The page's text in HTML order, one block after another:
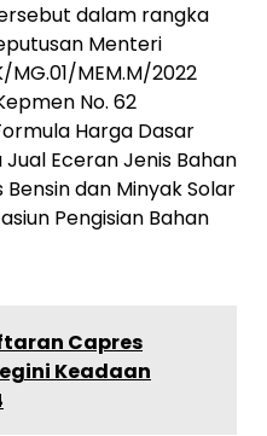
dalam rangka
Menteri
MG.01/MEM.M/2022
No. 62
Harga Dasar
Eceran Jenis Bahan
dan Minyak Solar
Pengisian Bahan
Capres
Keadaan